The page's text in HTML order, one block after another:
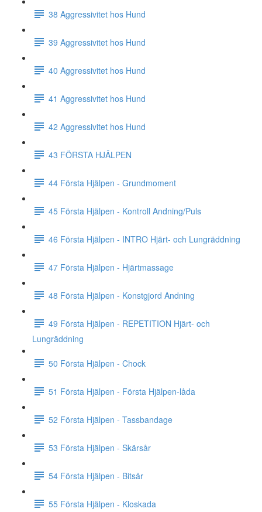
38 Aggressivitet hos Hund
39 Aggressivitet hos Hund
40 Aggressivitet hos Hund
41 Aggressivitet hos Hund
42 Aggressivitet hos Hund
43 FÖRSTA HJÄLPEN
44 Första Hjälpen - Grundmoment
45 Första Hjälpen - Kontroll Andning/Puls
46 Första Hjälpen - INTRO Hjärt- och Lungräddning
47 Första Hjälpen - Hjärtmassage
48 Första Hjälpen - Konstgjord Andning
49 Första Hjälpen - REPETITION Hjärt- och
Lungräddning
50 Första Hjälpen - Chock
51 Första Hjälpen - Första Hjälpen-låda
52 Första Hjälpen - Tassbandage
53 Första Hjälpen - Skärsår
54 Första Hjälpen - Bitsår
55 Första Hjälpen - Kloskada